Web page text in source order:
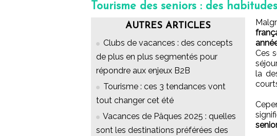
Tourisme des seniors : des
AUTRES ARTICLES
Clubs de vacances : des concepts
de plus en plus segmentés pour
répondre aux enjeux B2B
Tourisme : ces 3 tendances vont
tout changer cet été
Vacances de Pâques 2025 : quelles
sont les destinations préférées des
Ces
la